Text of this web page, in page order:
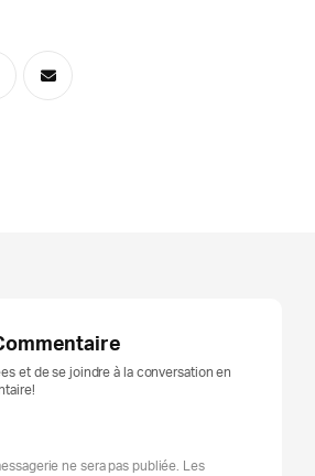
et de se joindre à la conversation en
ne sera pas publiée. Les